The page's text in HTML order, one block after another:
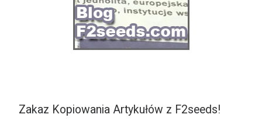
Zakaz Kopiowania Artykułów z F2seeds!